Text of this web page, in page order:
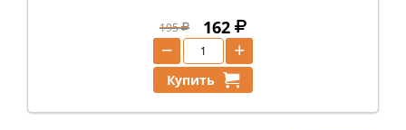
195 162
+
−
Купить